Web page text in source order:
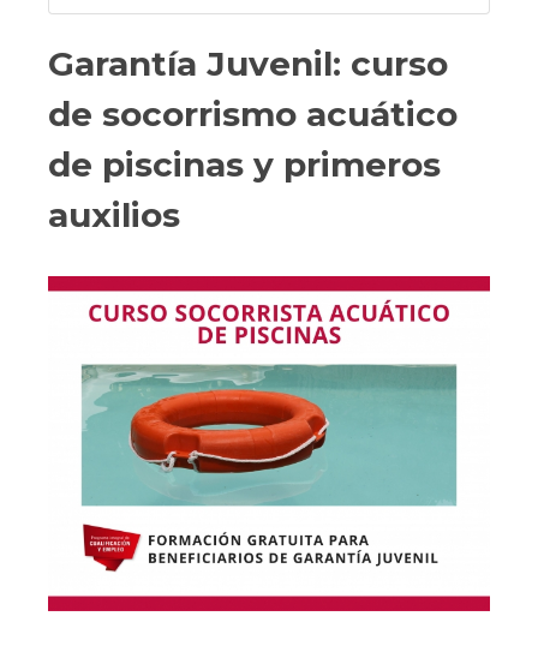
Garantía Juvenil: curso
de socorrismo acuático
de piscinas y primeros
auxilios